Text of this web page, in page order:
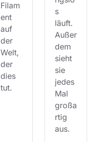
Filam
ent
auf
der
Welt,
der
dies
tut.
s
läuft.
Außer
dem
sieht
sie
jedes
Mal
großa
rtig
aus.